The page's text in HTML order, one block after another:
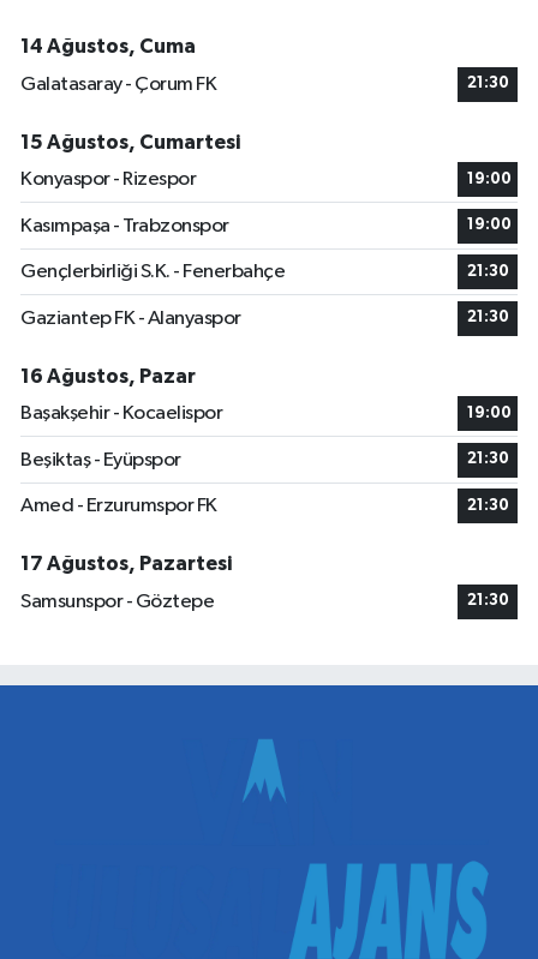
14 Ağustos, Cuma
Galatasaray - Çorum FK
21:30
15 Ağustos, Cumartesi
Konyaspor - Rizespor
19:00
Kasımpaşa - Trabzonspor 19:00
Gençlerbirliği S.K. - Fenerbahçe 21:30
Gaziantep FK - Alanyaspor 21:30
16 Ağustos, Pazar
Başakşehir - Kocaelispor
19:00
Beşiktaş - Eyüpspor 21:30
Amed - Erzurumspor FK 21:30
17 Ağustos, Pazartesi
Samsunspor - Göztepe
21:30